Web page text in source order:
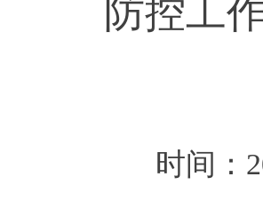
防控工
时间：